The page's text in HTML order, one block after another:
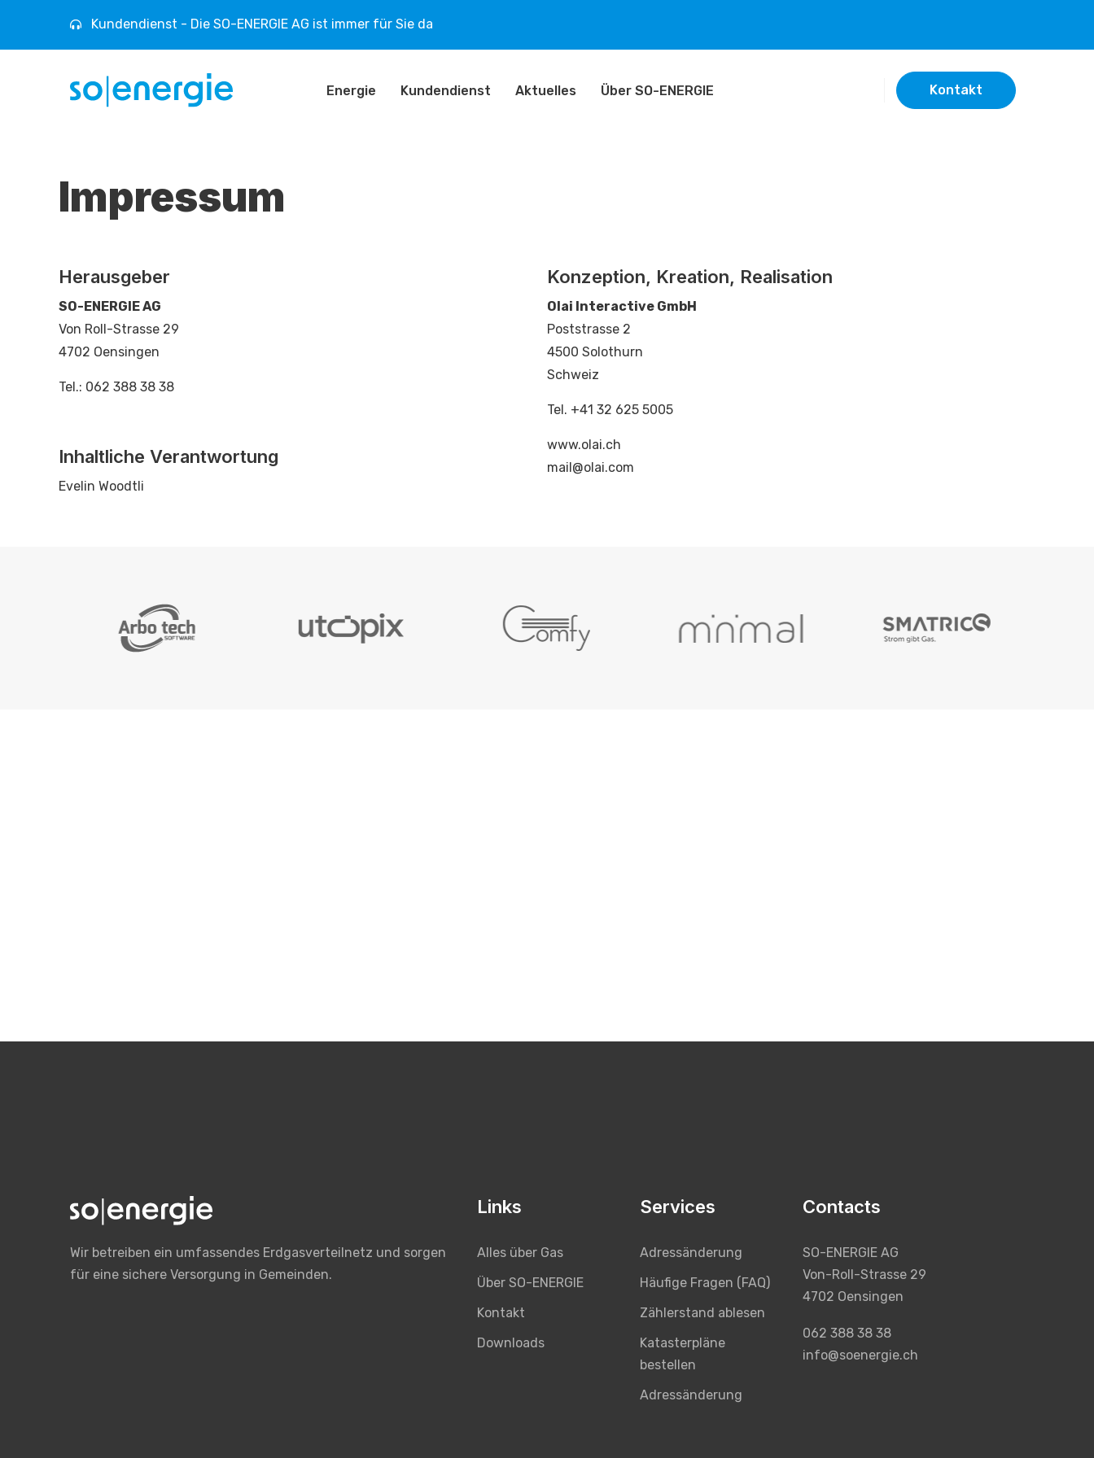
Kundendienst - Die SO-ENERGIE AG ist immer für Sie da
Energie Kundendienst Aktuelles Über SO-ENERGIE Kontakt
Impressum
Herausgeber
SO-ENERGIE AG
Von Roll-Strasse 29
4702 Oensingen
Tel.: 062 388 38 38
Inhaltliche Verantwortung
Evelin Woodtli
Konzeption, Kreation, Realisation
Olai Interactive GmbH
Poststrasse 2
4500 Solothurn
Schweiz
Tel. +41 32 625 5005
www.olai.ch
mail@olai.com
Wir betreiben ein umfassendes Erdgasverteilnetz und sorgen
für eine sichere Versorgung in Gemeinden.
Links
Alles über Gas
Über SO-ENERGIE
Kontakt
Downloads
Services
Adressänderung
Häufige Fragen (FAQ)
Zählerstand ablesen
Katasterpläne
bestellen
Adressänderung
Contacts
SO-ENERGIE AG
Von-Roll-Strasse 29
4702 Oensingen
062 388 38 38
info@soenergie.ch